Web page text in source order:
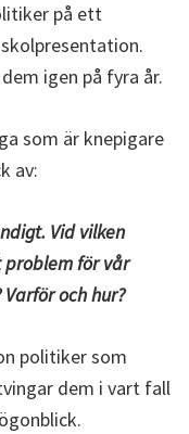
på ett
igen på fyra år.
som är knepigare
av:
Vid vilken
för vår
och hur?
politiker som
dem i vart fall